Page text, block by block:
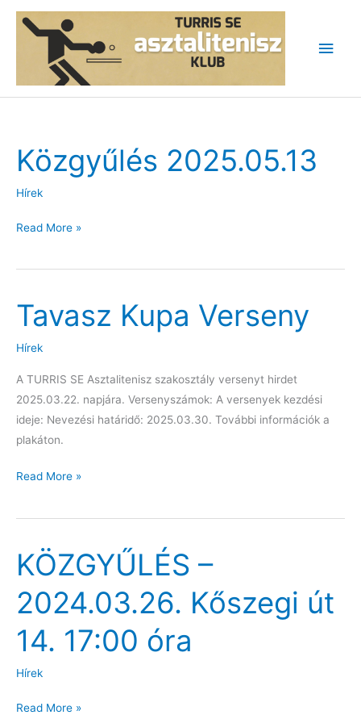
Skip
Main
Közgyűlés 2025.05.13
Hírek
Közgyűlés
Read More »
Tavasz Kupa Verseny
Hírek
A TURRIS SE Asztalitenisz szakosztály versenyt hirdet
2025.03.22. napjára. Versenyszámok: A versenyek kezdési
ideje: Nevezési határidő: 2025.03.30. További információk a
plakáton.
Tavasz
Verseny
Read More »
KÖZGYŰLÉS –
2024.03.26. Kőszegi út
14. 17:00 óra
Hírek
KÖZGYŰLÉS
Read More »